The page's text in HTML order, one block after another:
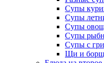
Супы
Супы
Супы
Супы
Супы с
Щи и